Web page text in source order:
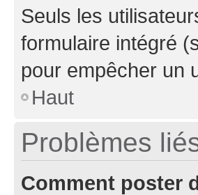
Seuls les
formulaire intégré
pour empêcher un
Haut
Problèmes
Comment poster